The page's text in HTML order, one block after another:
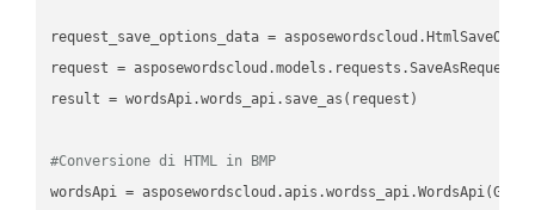
request_save_options_data =
request
result = wordsApi.words_api.save_as(request)
#Conversione di HTML in BMP
wordsApi =